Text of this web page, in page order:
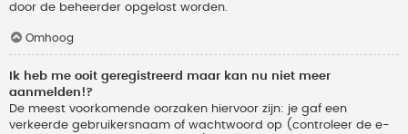
door de beheerder opgelost worden.
Omhoog
Ik heb me ooit geregistreerd maar kan nu niet meer
aanmelden!?
De meest voorkomende oorzaken hiervoor zijn: je gaf een
verkeerde gebruikersnaam of wachtwoord op (controleer de e-